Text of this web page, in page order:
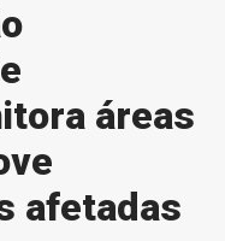
áreas
afetadas